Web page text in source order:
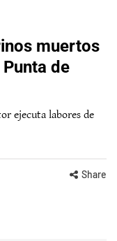
muertos
de
ejecuta labores de
Share